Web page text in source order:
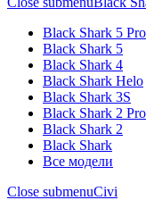
Black Shark 5 Pro
Black Shark 5
Black Shark 4
Black Shark Helo
Black Shark 3S
Black Shark 2 Pro
Black Shark 2
Black Shark
Все модели
Close submenuCivi